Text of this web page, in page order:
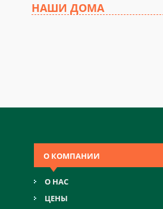
НАШИ ДОМА
О КОМПАНИИ
О НАС
ЦЕНЫ